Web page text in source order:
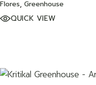
Flores Greenhouse
QUICK VIEW